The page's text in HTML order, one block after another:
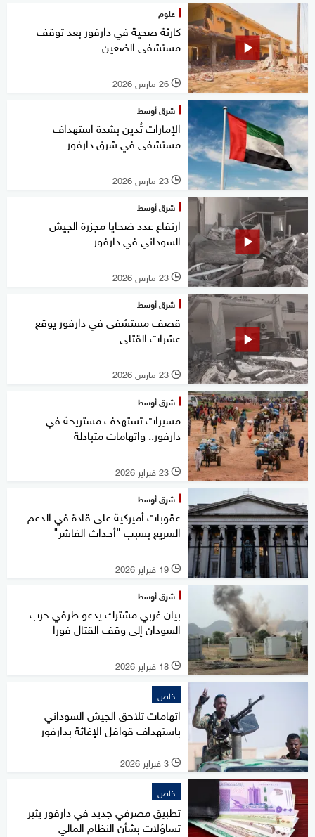
علوم
كارثة صحية في دارفور بعد توقف
مستشفى الضعين
l 26 مارس 2026
شرق أوسط
الإمارات تُدين بشدة استهداف
مستشفى في شرق دارفور
l 23 مارس 2026
شرق أوسط
ارتفاع عدد ضحايا مجزرة الجيش
السوداني في دارفور
l 23 مارس 2026
شرق أوسط
قصف مستشفى في دارفور يوقع
عشرات القتلى
l 23 مارس 2026
شرق أوسط
مسيرات تستهدف مستريحة في
دارفور.. واتهامات متبادلة
l 23 فبراير 2026
شرق أوسط
عقوبات أميركية على قادة في الدعم
السريع بسبب "أحداث الفاشر"
l 19 فبراير 2026
شرق أوسط
بيان غربي مشترك يدعو طرفي حرب
السودان إلى وقف القتال فورا
l 18 فبراير 2026
خاص
اتهامات تلاحق الجيش السوداني
باستهداف قوافل الإغاثة بدارفور
l 3 فبراير 2026
خاص
تطبيق مصرفي جديد في دارفور يثير
تساؤلات بشأن النظام المالي